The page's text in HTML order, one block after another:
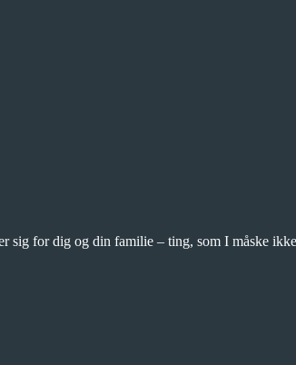
sig for dig og din familie – ting, som I måske